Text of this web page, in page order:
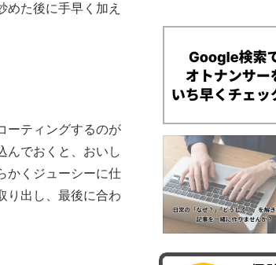
た後に手早く加え
ーティングするのが
んでおくと、おいし
かくジューシーに仕
り出し、最後に合わ